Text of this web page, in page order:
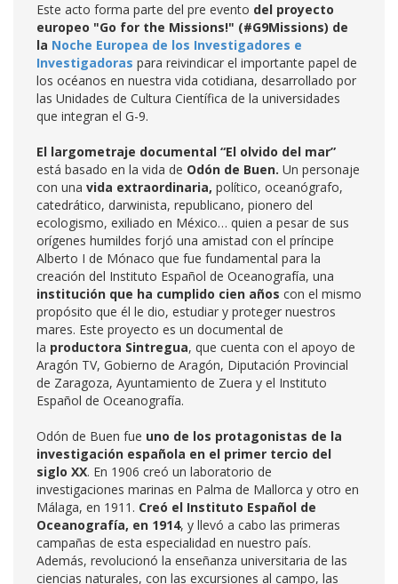
Este acto forma parte del pre evento del proyecto
europeo "Go for the Missions!" (#G9Missions) de
la Noche Europea de los Investigadores e
Investigadoras para reivindicar el importante papel de
los océanos en nuestra vida cotidiana, desarrollado por
las Unidades de Cultura Científica de la universidades
que integran el G-9.
El largometraje documental “El olvido del mar”
está basado en la vida de Odón de Buen. Un personaje
con una vida extraordinaria, político, oceanógrafo,
catedrático, darwinista, republicano, pionero del
ecologismo, exiliado en México… quien a pesar de sus
orígenes humildes forjó una amistad con el príncipe
Alberto I de Mónaco que fue fundamental para la
creación del Instituto Español de Oceanografía, una
institución que ha cumplido cien años con el mismo
propósito que él le dio, estudiar y proteger nuestros
mares. Este proyecto es un documental de
la productora Sintregua, que cuenta con el apoyo de
Aragón TV, Gobierno de Aragón, Diputación Provincial
de Zaragoza, Ayuntamiento de Zuera y el Instituto
Español de Oceanografía.
Odón de Buen fue uno de los protagonistas de la
investigación española en el primer tercio del
siglo XX. En 1906 creó un laboratorio de
investigaciones marinas en Palma de Mallorca y otro en
Málaga, en 1911. Creó el Instituto Español de
Oceanografía, en 1914, y llevó a cabo las primeras
campañas de esta especialidad en nuestro país.
Además, revolucionó la enseñanza universitaria de las
ciencias naturales, con las excursiones al campo, las